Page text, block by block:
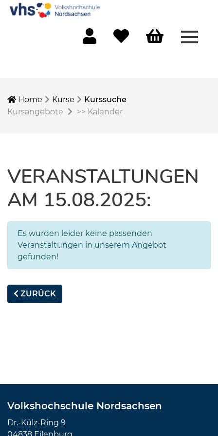
Home Kurse
Kurssuche
Kursangebote
>> Kalender
VERANSTALTUNGEN
AM 15.08.2025:
Es wurden leider keine passenden
Veranstaltungen in unserem Angebot
gefunden!
ZURÜCK
Volkshochschule Nordsachsen
Dr.-Külz-Ring 9